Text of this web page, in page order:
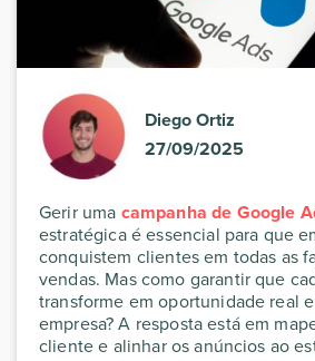
Diego Ortiz
27/09/2025
Gerir uma campanha de Google
estratégica é essencial para que
conquistem clientes em todas as
vendas. Mas como garantir que
transforme em oportunidade real
empresa? A resposta está em
cliente e alinhar os anúncios ao